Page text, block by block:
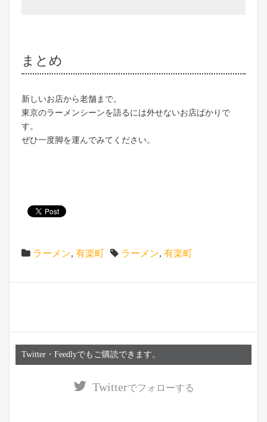
まとめ
新しいお店から老舗まで。
東京のラーメンシーンを語るには外せないお店ばかりで
す。
ぜひ一度脚を運んでみてください。
ラーメン, 有楽町 ラーメン, 有楽町
Twitter・Feedlyでもご購読できます。
Twitterでフォローする